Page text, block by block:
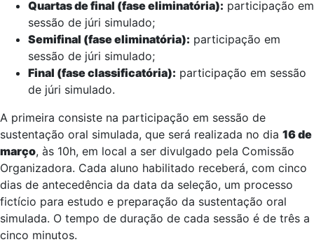
Quartas de final (fase eliminatória): participação em
sessão de júri simulado;
Semifinal (fase eliminatória): participação em
sessão de júri simulado;
Final (fase classificatória): participação em sessão
de júri simulado.
A primeira consiste na participação em sessão de
sustentação oral simulada, que será realizada no dia 16 de
março, às 10h, em local a ser divulgado pela Comissão
Organizadora. Cada aluno habilitado receberá, com cinco
dias de antecedência da data da seleção, um processo
fictício para estudo e preparação da sustentação oral
simulada. O tempo de duração de cada sessão é de três a
cinco minutos.